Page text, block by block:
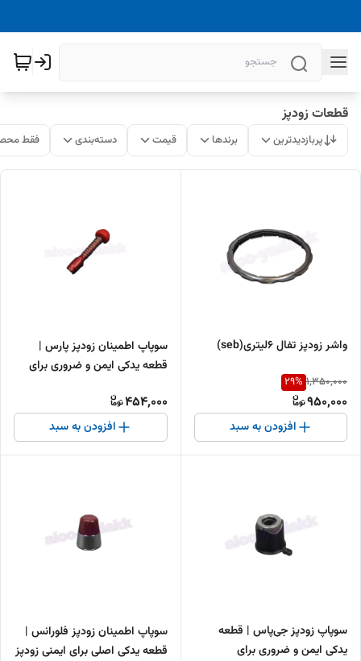
قطعات زودپز
پربازدیدترین برندها قیمت دسته‌بندی فقط
واشر زودپز تفال ۶لیتری(seb)
1,350,000
29%
950,000
افزودن به سبد
سوپاپ اطمینان زودپز پارس |
قطعه یدکی ایمن و ضروری برای
454,000
افزودن به سبد
سوپاپ زودپز جی‌پاس | قطعه
یدکی ایمن و ضروری برای
سوپاپ اطمینان زودپز فلورانس |
قطعه یدکی اصلی برای ایمنی زودپز